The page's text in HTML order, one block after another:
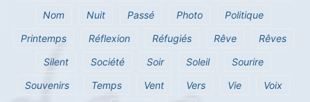
Nom
Nuit Passé Photo
Politique
Printemps
Réflexion Réfugiés Rêve
Rêves
Silent
Société Soir Soleil
Sourire
Souvenirs
Temps Vent Vers Vie
Voix